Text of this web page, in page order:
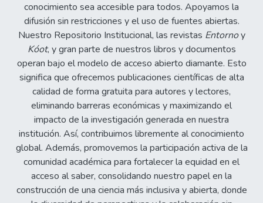
conocimiento sea accesible para todos. Apoyamos la
difusión sin restricciones y el uso de fuentes abiertas.
Nuestro Repositorio Institucional, las revistas Entornoy
Kóot, y gran parte de nuestros libros y documentos
operan bajo el modelo de acceso abierto diamante. Esto
significa que ofrecemos publicaciones científicas de alta
calidad de forma gratuita para autores y lectores,
eliminando barreras económicas y maximizando el
impacto de la investigación generada en nuestra
institución. Así, contribuimos libremente al conocimiento
global. Además, promovemos la participación activa de la
comunidad académica para fortalecer la equidad en el
acceso al saber, consolidando nuestro papel en la
construcción de una ciencia más inclusiva y abierta, donde